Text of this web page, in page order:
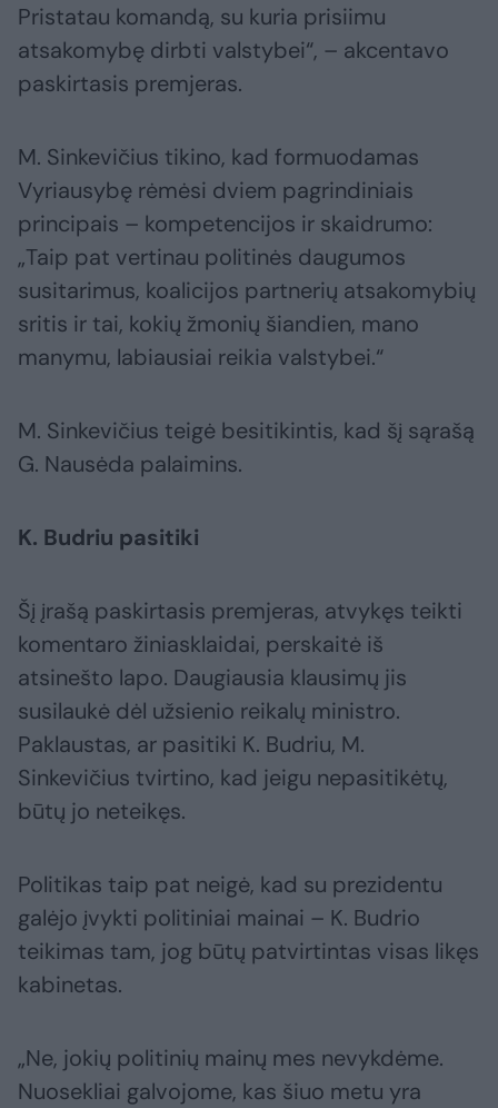
Pristatau komandą, su kuria prisiimu
atsakomybę dirbti valstybei“, – akcentavo
paskirtasis premjeras.
M. Sinkevičius tikino, kad formuodamas
Vyriausybę rėmėsi dviem pagrindiniais
principais – kompetencijos ir skaidrumo:
„Taip pat vertinau politinės daugumos
susitarimus, koalicijos partnerių atsakomybių
sritis ir tai, kokių žmonių šiandien, mano
manymu, labiausiai reikia valstybei.“
M. Sinkevičius teigė besitikintis, kad šį sąrašą
G. Nausėda palaimins.
K. Budriu pasitiki
Šį įrašą paskirtasis premjeras, atvykęs teikti
komentaro žiniasklaidai, perskaitė iš
atsinešto lapo. Daugiausia klausimų jis
susilaukė dėl užsienio reikalų ministro.
Paklaustas, ar pasitiki K. Budriu, M.
Sinkevičius tvirtino, kad jeigu nepasitikėtų,
būtų jo neteikęs.
Politikas taip pat neigė, kad su prezidentu
galėjo įvykti politiniai mainai – K. Budrio
teikimas tam, jog būtų patvirtintas visas likęs
kabinetas.
„Ne, jokių politinių mainų mes nevykdėme.
Nuosekliai galvojome, kas šiuo metu yra